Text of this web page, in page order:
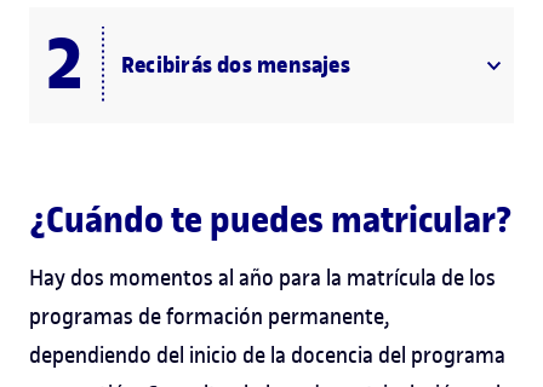
Recibirás dos mensajes
¿Cuándo te puedes matricular?
Hay dos momentos al año para la matrícula de los
programas de formación permanente,
dependiendo del inicio de la docencia del programa